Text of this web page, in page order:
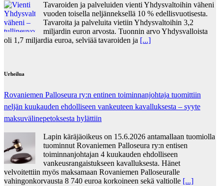
Tavaroiden ja palveluiden vienti Yhdysvaltoihin väheni
vuoden toisella neljänneksellä 10 % edellisvuotisesta.
Tavaroita ja palveluita vietiin Yhdysvaltoihin 3,2
miljardin euron arvosta. Tuonnin arvo Yhdysvalloista
oli 1,7 miljardia euroa, selviää tavaroiden ja [...]
Urheilua
Rovaniemen Palloseura ry:n entinen toiminnanjohtaja tuo­mit­tiin
neljän kuu­kau­den eh­dol­li­seen van­keu­teen ka­val­luk­ses­ta – syyte
mak­su­vä­li­ne­pe­tok­ses­ta hy­lät­tiin
Lapin käräjäoikeus on 15.6.2026 antamallaan tuomiolla
tuominnut Rovaniemen Palloseura ry:n entisen
toiminnanjohtajan 4 kuukauden ehdolliseen
vankeusrangaistukseen kavalluksesta. Hänet
velvoitettiin myös maksamaan Rovaniemen Palloseuralle
vahingonkorvausta 8 740 euroa korkoineen sekä valtiolle [...]